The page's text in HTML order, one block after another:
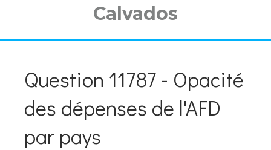
Calvados
Question 11787 - Opacité
des dépenses de l'AFD
par pays